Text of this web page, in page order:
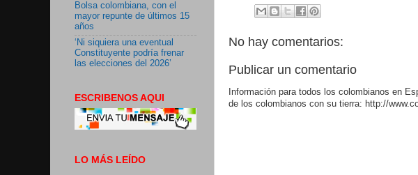
No hay comentarios:
Publicar un comentario
Información para todos los colombianos en
de los colombianos con su tierra: http://
Bolsa colombiana, con el
mayor repunte de últimos 15
años
‘Ni siquiera una eventual
Constituyente podría frenar
las elecciones del 2026’
ESCRIBENOS AQUI
LO MÁS LEÍDO